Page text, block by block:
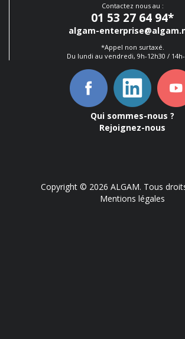
Contactez nous au :
01 53 27 64 94*
algam-
*Appel non surtaxé.
Du lundi au vendredi, 9h-12h30 /
Qui sommes-nous ?
Rejoignez-nous
Copyright © 2026 ALGAM. Tous
Mentions légales